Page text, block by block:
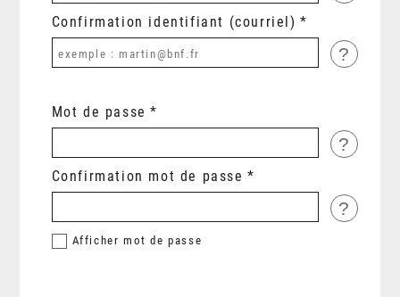
Confirmation identifiant (courriel)
?
Mot de passe
?
Confirmation mot de passe
?
Afficher mot de passe